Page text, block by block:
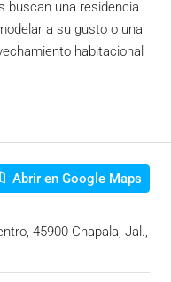
buscan una residencia
a su gusto o una
habitacional
Abrir en Google Maps
45900 Chapala, Jal.,